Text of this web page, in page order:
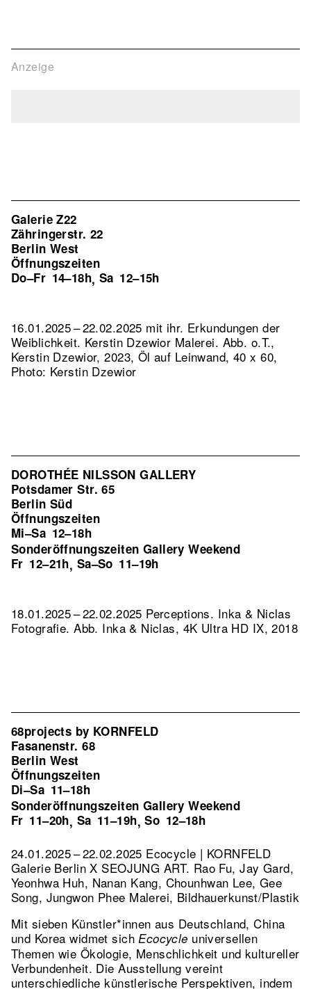
Anzeige
Galerie Z22
Zähringerstr. 22
Berlin West
Öffnungszeiten
Do–Fr 14–18h, Sa 12–15h
16.01.2025 – 22.02.2025 mit ihr. Erkundungen der
Weiblichkeit. Kerstin Dzewior Malerei. Abb. o.T.,
Kerstin Dzewior, 2023, Öl auf Leinwand, 40 x 60,
Photo: Kerstin Dzewior
DOROTHÉE NILSSON GALLERY
Potsdamer Str. 65
Berlin Süd
Öffnungszeiten
Mi–Sa 12–18h
Sonderöffnungszeiten Gallery Weekend
Fr 12–21h, Sa–So 11–19h
18.01.2025 – 22.02.2025 Perceptions. Inka & Niclas
Fotografie.Abb. Inka & Niclas, 4K Ultra HD IX, 2018
68projects by KORNFELD
Fasanenstr. 68
Berlin West
Öffnungszeiten
Di–Sa 11–18h
Sonderöffnungszeiten Gallery Weekend
Fr 11–20h, Sa 11–19h,So 12–18h
24.01.2025 – 22.02.2025 Ecocycle | KORNFELD
Galerie Berlin X SEOJUNG ART. Rao Fu, Jay Gard,
Yeonhwa Huh, Nanan Kang, Chounhwan Lee, Gee
Song, Jungwon Phee Malerei, Bildhauerkunst/Plastik
Mit sieben Künstler*innen aus Deutschland, China
und Korea widmet sichEcocycle universellen
Themen wie Ökologie, Menschlichkeit und kultureller
Verbundenheit. Die Ausstellung vereint
unterschiedliche künstlerische Perspektiven, indem